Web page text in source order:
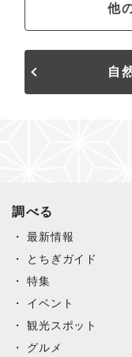
自
他
調べる
最新情報
とちぎガイド
特集
イベント
観光スポット
グルメ